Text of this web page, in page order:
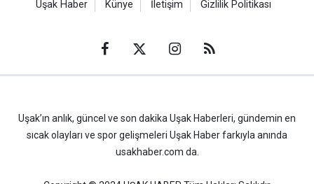
Uşak Haber Künye İletişim Gizlilik Politikası
Uşak’ın anlık, güncel ve son dakika Uşak Haberleri, gündemin en
sıcak olayları ve spor gelişmeleri Uşak Haber farkıyla anında
usakhaber.com da.